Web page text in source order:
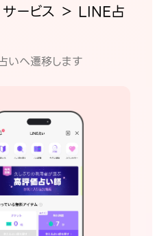
ービス ＞ LINE占
いへ遷移します